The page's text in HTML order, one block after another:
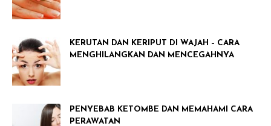
KERUTAN DAN KERIPUT DI WAJAH – CARA
MENGHILANGKAN DAN MENCEGAHNYA
PENYEBAB KETOMBE DAN MEMAHAMI CARA
PERAWATAN